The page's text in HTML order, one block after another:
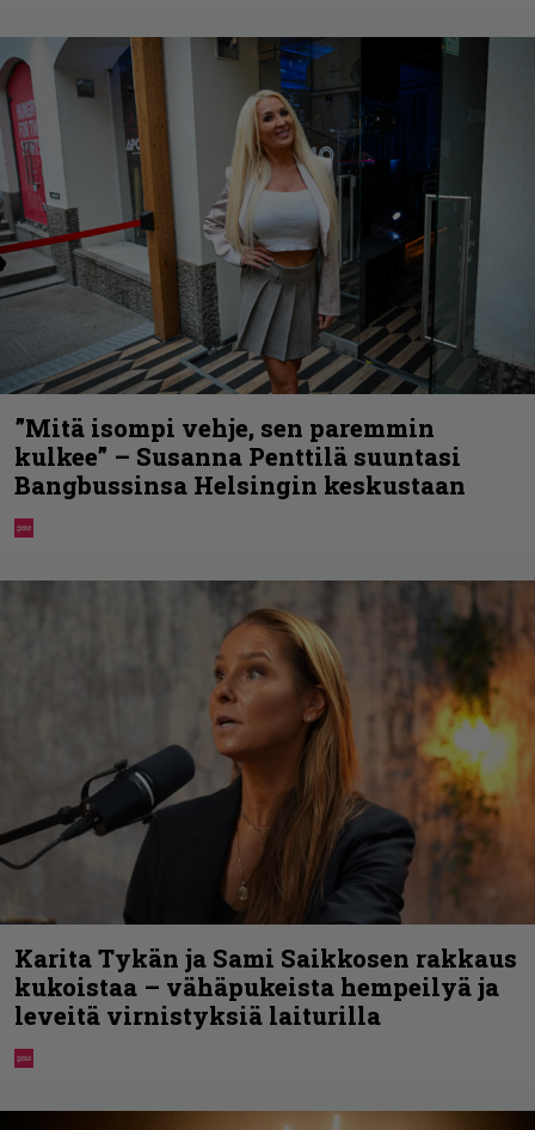
”Mitä isompi vehje, sen paremmin
kulkee” – Susanna Penttilä suuntasi
Bangbussinsa Helsingin keskustaan
Karita Tykän ja Sami Saikkosen rakkaus
kukoistaa – vähäpukeista hempeilyä ja
leveitä virnistyksiä laiturilla